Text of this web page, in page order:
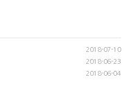
2018-07-10
2018-06-23
2018-06-04